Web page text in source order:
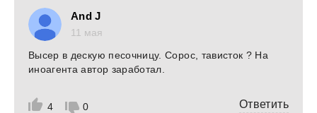
And J
11 мая
4 0
Высер в дескую песочницу. Сорос, тависток ? На
иноагента автор заработал.
Ответить